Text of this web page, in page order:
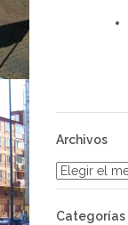
Archivos
Archivos
Categorías